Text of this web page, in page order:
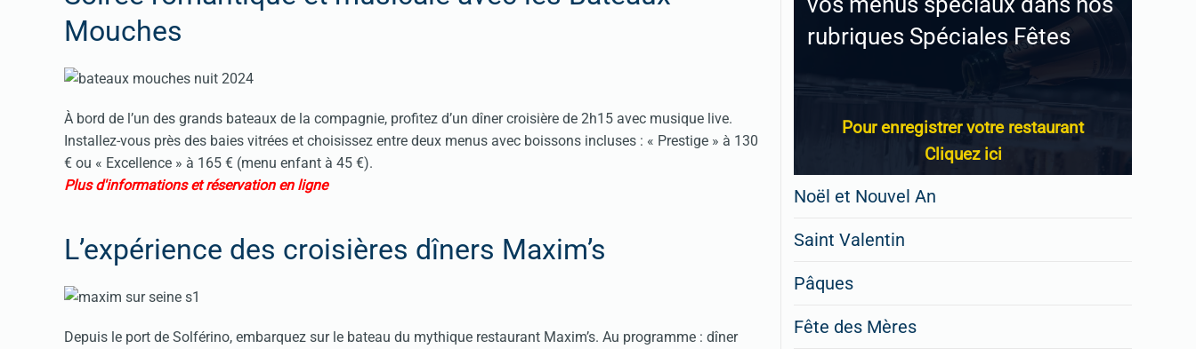
Mouches
À bord de l’un des grands bateaux de la compagnie, profitez d’un dîner croisière de 2h15 avec musique live.
Installez-vous près des baies vitrées et choisissez entre deux menus avec boissons incluses : « Prestige » à 130
€ ou « Excellence » à 165 € (menu enfant à 45 €).
Plus d'informations et réservation en ligne
L’expérience des croisières dîners Maxim’s
Depuis le port de Solférino, embarquez sur le bateau du mythique restaurant Maxim’s. Au programme : dîner
rubriques Spéciales Fêtes
Pour enregistrer votre restaurant
Cliquez ici
Noël et Nouvel An
Saint Valentin
Pâques
Fête des Mères